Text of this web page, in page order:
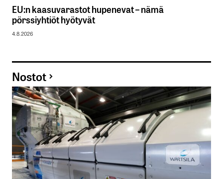
EU:n kaasuvarastot hupenevat – nämä
pörssiyhtiöt hyötyvät
4.8.2026
Nostot